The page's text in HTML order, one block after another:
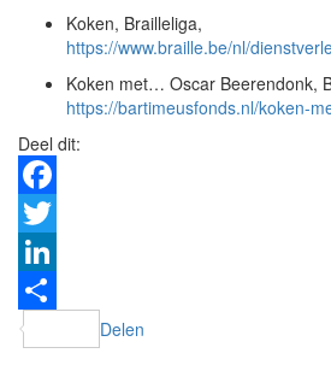
Koken, Brailleliga,
https://www.braille.be/nl/
Koken met… Oscar Beerendonk,
https://bartimeusfonds.nl/koken-
Deel dit:
Facebook
Twitter
LinkedIn
Delen